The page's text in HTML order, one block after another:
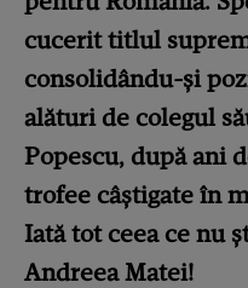
cucerit titlul
consolidându-și
alături de colegul
Popescu, după ani
trofee câștigate în
Iată tot ceea ce nu
Andreea Matei!